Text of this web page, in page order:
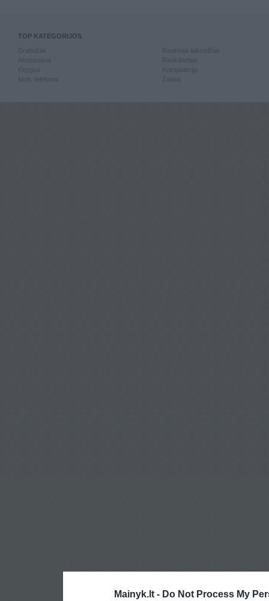
Mainyk.lt - Do Not Process My
TOP KATEGORIJOS
Knygos
Mob. telefonai
Kompiuterija
Žaislai